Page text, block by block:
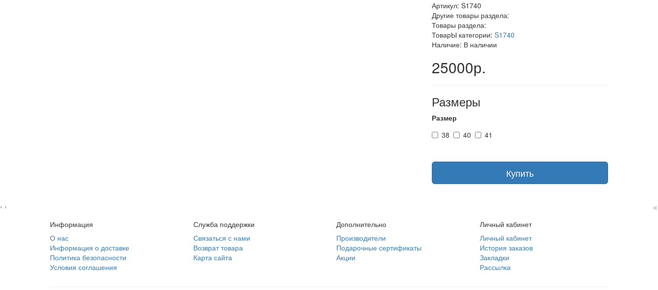
Артикул: S1740
Другие товары раздела:
Товары раздела:
ТоварЫ категории: S1740
Наличие: В наличии
25000р.
Размеры
Размер
38
40 41
Купить
‹ › ×
Информация
О нас
Информация о доставке
Политика безопасности
Условия соглашения
Служба поддержки
Связаться с нами
Возврат товара
Карта сайта
Дополнительно
Производители
Подарочные сертификаты
Акции
Личный кабинет
Личный кабинет
История заказов
Закладки
Рассылка